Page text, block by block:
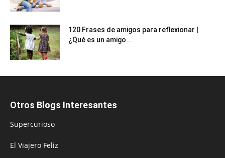
120 Frases de amigos para reflexionar |
¿Qué es un amigo...
Otros Blogs Interesantes
Supercurioso
El Viajero Feliz